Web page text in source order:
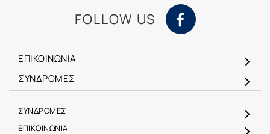
FOLLOW US
ΕΠΙΚΟΙΝΩΝΙΑ
ΣΥΝΔΡΟΜΕΣ
ΣΥΝΔΡΟΜΕΣ
ΕΠΙΚΟΙΝΩΝΙΑ